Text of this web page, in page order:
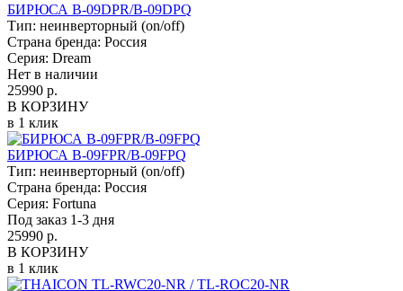
БИРЮСА B-09DPR/B-09DPQ
Тип: неинверторный (on/off)
Страна бренда: Россия
Серия: Dream
Нет в наличии
25990 р.
В КОРЗИНУ
в 1 клик
БИРЮСА B-09FPR/B-09FPQ
Тип: неинверторный (on/off)
Страна бренда: Россия
Серия: Fortuna
Под заказ 1-3 дня
25990 р.
В КОРЗИНУ
в 1 клик